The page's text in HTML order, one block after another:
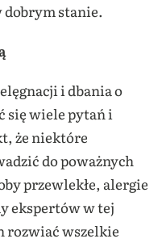
stanie.
i dbania o
się wiele pytań i
że niektóre
do poważnych
przewlekłe, alergie
ekspertów w tej
rozwiać wszelkie